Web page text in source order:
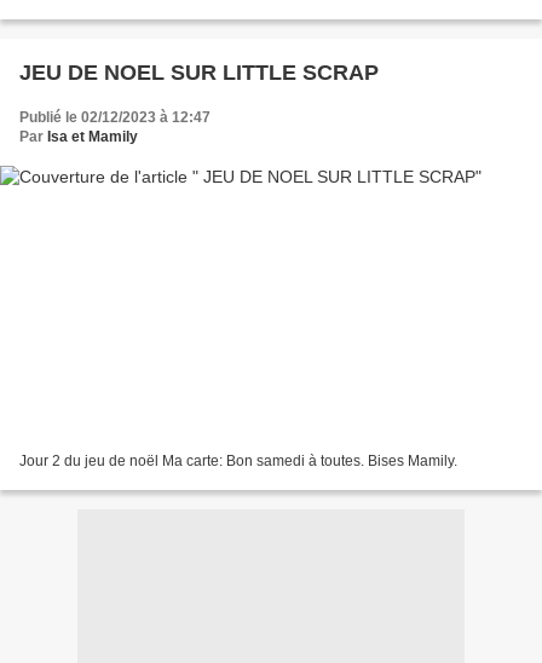
JEU DE NOEL SUR LITTLE SCRAP
Publié le 02/12/2023 à 12:47
Par Isa et Mamily
Jour 2 du jeu de noël Ma carte: Bon samedi à toutes. Bises Mamily.